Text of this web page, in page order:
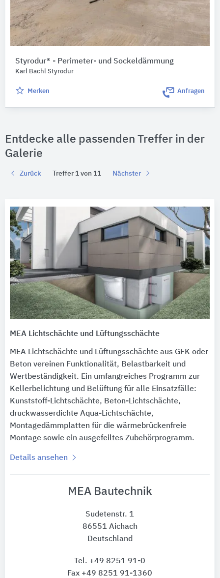
Styrodur® - Perimeter- und Sockeldämmung
Karl Bachl Styrodur
Merken Anfragen
Entdecke alle passenden Treffer in der
Galerie
Zurück Treffer 1 von 11 Nächster
MEA Lichtschächte und Lüftungsschächte
MEA Lichtschächte und Lüftungsschächte aus GFK oder
Beton vereinen Funktionalität, Belastbarkeit und
Wertbeständigkeit. Ein umfangreiches Programm zur
Kellerbelichtung und Belüftung für alle Einsatzfälle:
Kunststoff-Lichtschächte, Beton-Lichtschächte,
druckwasserdichte Aqua-Lichtschächte,
Montagedämmplatten für die wärmebrückenfreie
Montage sowie ein ausgefeiltes Zubehörprogramm.
Details ansehen
MEA Bautechnik
Sudetenstr. 1
86551 Aichach
Deutschland
Tel. +49 8251 91-0
Fax +49 8251 91-1360